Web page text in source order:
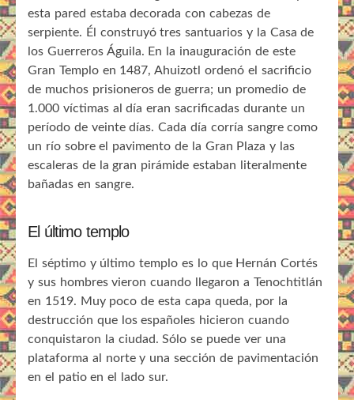
esta pared estaba decorada con cabezas de
serpiente. Él construyó tres santuarios y la Casa de
los Guerreros Águila. En la inauguración de este
Gran Templo en 1487, Ahuizotl ordenó el sacrificio
de muchos prisioneros de guerra; un promedio de
1.000 víctimas al día eran sacrificadas durante un
período de veinte días. Cada día corría sangre como
un río sobre el pavimento de la Gran Plaza y las
escaleras de la gran pirámide estaban literalmente
bañadas en sangre.
El último templo
El séptimo y último templo es lo que Hernán Cortés
y sus hombres vieron cuando llegaron a Tenochtitlán
en 1519. Muy poco de esta capa queda, por la
destrucción que los españoles hicieron cuando
conquistaron la ciudad. Sólo se puede ver una
plataforma al norte y una sección de pavimentación
en el patio en el lado sur.